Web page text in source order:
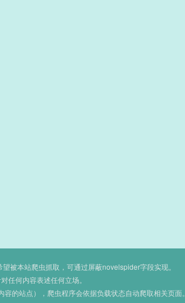
被本站爬虫抓取，可通过屏蔽novelspider字段实现。
任何内容表述任何立场。
的站点），爬虫程序会依据负载状态自动爬取相关页面。